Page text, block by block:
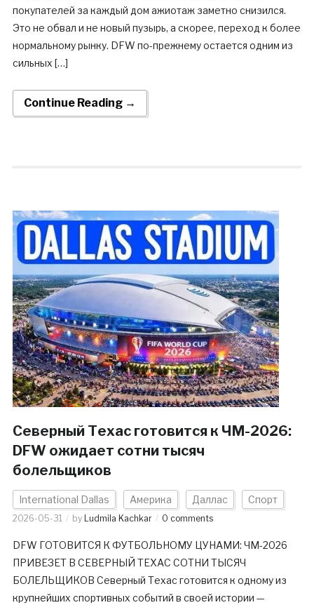
покупателей за каждый дом ажиотаж заметно снизился.
Это не обвал и не новый пузырь, а скорее, переход к более
нормальному рынку. DFW по-прежнему остается одним из
сильных […]
Continue Reading →
Северный Техас готовится к ЧМ-2026:
DFW ожидает сотни тысяч
болельщиков
International Dallas Америка Даллас Спорт
2026-05-31 by Ludmila Kachkar 0 comments
DFW ГОТОВИТСЯ К ФУТБОЛЬНОМУ ЦУНАМИ: ЧМ-2026
ПРИВЕЗЕТ В СЕВЕРНЫЙ ТЕХАС СОТНИ ТЫСЯЧ
БОЛЕЛЬЩИКОВ Северный Техас готовится к одному из
крупнейших спортивных событий в своей истории —